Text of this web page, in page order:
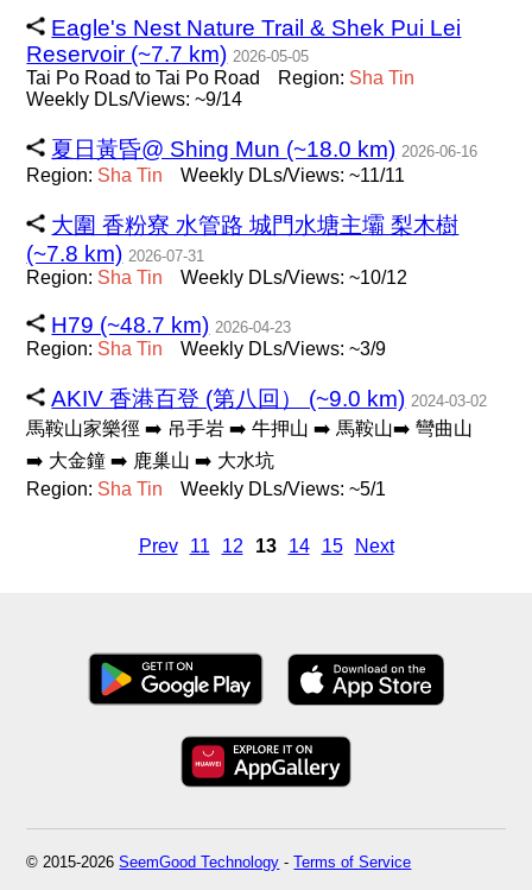
Eagle's Nest Nature Trail & Shek Pui Lei
Reservoir (~7.7 km) 2026-05-05
Tai Po Road to Tai Po Road Region: Sha Tin
Weekly DLs/Views: ~9/14
夏日黃昏@ Shing Mun (~18.0 km) 2026-06-16
Region: Sha Tin Weekly DLs/Views: ~11/11
大圍 香粉寮 水管路 城門水塘主壩 梨木樹
(~7.8 km) 2026-07-31
Region: Sha Tin Weekly DLs/Views: ~10/12
H79 (~48.7 km) 2026-04-23
Region: Sha Tin Weekly DLs/Views: ~3/9
AKIV 香港百登 (第八回） (~9.0 km) 2024-03-02
馬鞍山家樂徑 ➡️ 吊手岩 ➡️ 牛押山 ➡️ 馬鞍山➡️ 彎曲山
➡️ 大金鐘 ➡️ 鹿巢山 ➡️ 大水坑
Region: Sha Tin Weekly DLs/Views: ~5/1
Prev 11 12 13 14 15 Next
© 2015-2026SeemGood Technology -Terms of Service